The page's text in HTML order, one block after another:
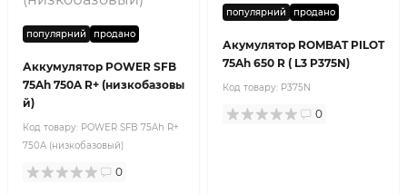
популярний продано
Аккумулятор POWER SFB
75Ah 750A R+ (низкобазовы
й)
Код товару: POWER SFB 75Ah R+
750A (низкобазовый)
0
популярний продано
Акумулятор ROMBAT PILOT
75Ah 650 R ( L3 P375N)
Код товару: P375N
0